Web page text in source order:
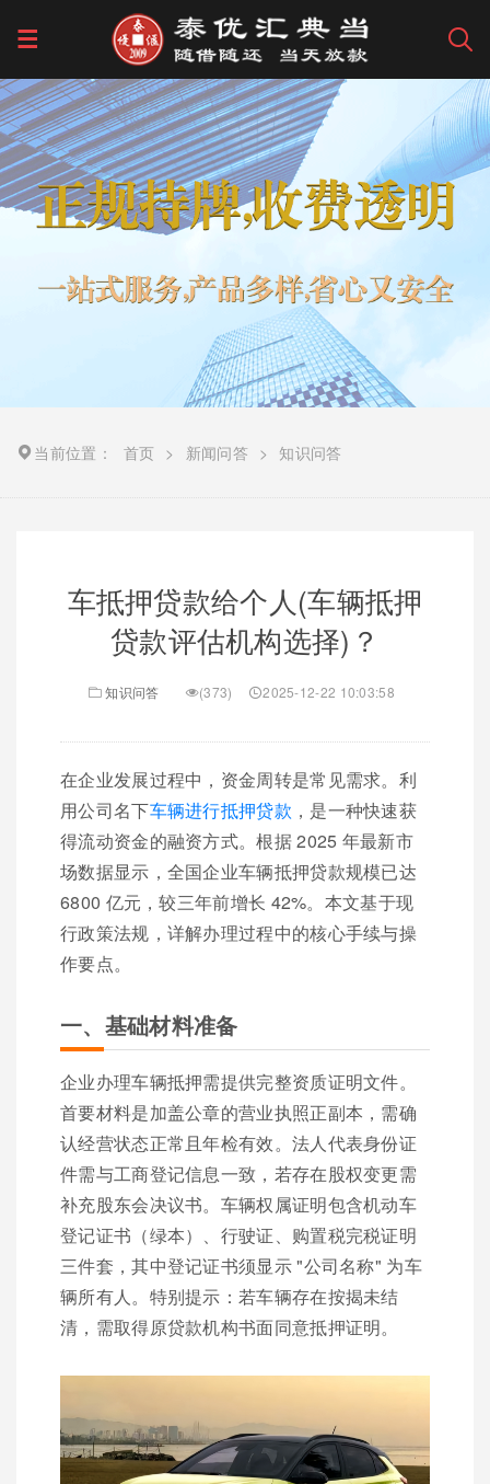
当前位置： 首页 > 新闻问答 > 知识问答
车抵押贷款给个人(车辆抵押
贷款评估机构选择)？
知识问答 (373) 2025-12-22 10:03:58
在企业发展过程中，资金周转是常见需求。利
用公司名下车辆进行抵押贷款 ，是一种快速获
得流动资金的融资方式。根据 2025 年最新市
场数据显示，全国企业车辆抵押贷款规模已达
6800 亿元，较三年前增长 42%。本文基于现
行政策法规，详解办理过程中的核心手续与操
作要点。
一、基础材料准备
企业办理车辆抵押需提供完整资质证明文件。
首要材料是加盖公章的营业执照正副本，需确
认经营状态正常且年检有效。法人代表身份证
件需与工商登记信息一致，若存在股权变更需
补充股东会决议书。车辆权属证明包含机动车
登记证书（绿本）、行驶证、购置税完税证明
三件套，其中登记证书须显示 "公司名称" 为车
辆所有人。特别提示：若车辆存在按揭未结
清，需取得原贷款机构书面同意抵押证明。